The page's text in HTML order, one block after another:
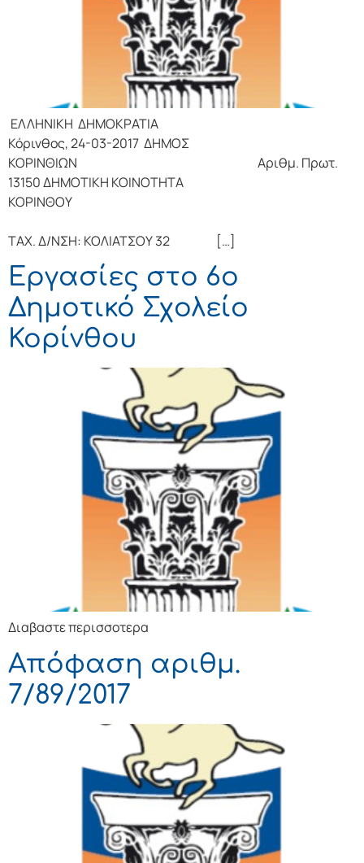
ΕΛΛΗΝΙΚΗ ΔΗΜΟΚΡΑΤΙΑ
Κόρινθος, 24-03-2017 ΔΗΜΟΣ
ΚΟΡΙΝΘΙΩΝ Αριθμ. Πρωτ.
13150 ΔΗΜΟΤΙΚΗ ΚΟΙΝΟΤΗΤΑ
ΚΟΡΙΝΘΟΥ
ΤΑΧ. Δ/ΝΣΗ: ΚΟΛΙΑΤΣΟΥ 32 […]
Εργασίες στο 6o
Δημοτικό Σχολείο
Κορίνθου
Διαβαστε περισσοτερα
Απόφαση αριθμ.
7/89/2017